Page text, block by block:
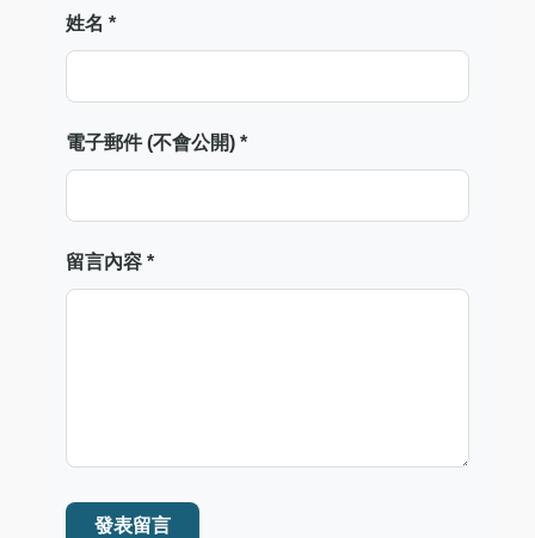
姓名 *
電子郵件 (不會公開) *
留言內容 *
發表留言